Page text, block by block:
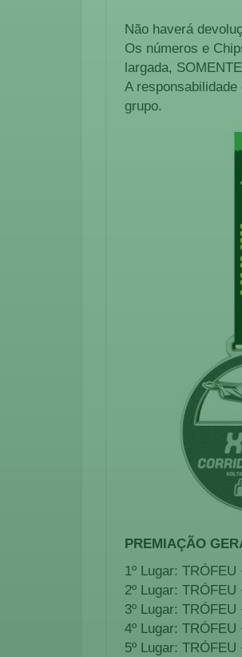
Não haverá
Os números e
largada,
A
grupo.
PREMIAÇÃO
1º Lugar: TRÓFEU
2º Lugar:
3º Lugar:
4º Lugar: TRÓFEU
5º Lugar: TRÓFEU